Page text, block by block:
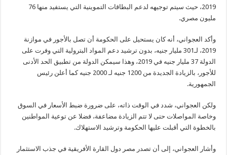
2019، حيث سيتم توجيهه لدعم البطاقات التموينية التي يستفيد منها 76
مليون مصري.
وأكد العجواني، أنه كان يستحيل على الحكومة أن تصل بالأجور في موازنة
2019، لـ301 مليار جنيه، بدون ترشيد دعم المواد البترولية التي وفرت على
الدولة 37 مليار جنيه في 2019، وهذا سيمكن الدولة من تطبيق الحد الأدنى
للأجور، بالزيادة الجديدة من 1200 جنيه لـ 2000 جنيه كما أعلن رئيس
الجمهورية.
ولكن العجواني، شدد في الوقت ذاته، على ضرورة ضبط الأسعار في السوق
وخاصة المواصلات حتى لا تتم الزيادة مضاعفة، فضلا عن توعية المواطنين
بالخطوة التي أقبلت عليها الحكومة وترشيد الاستهلاك.
وأشار العجواني، إلى أن تصدر مصر دول القارة الأفريقية في جذب الاستثمار